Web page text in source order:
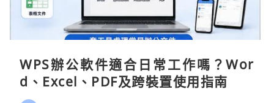
WPS辦公軟件適合日常工作嗎？Wor
d、Excel、PDF及跨裝置使用指南